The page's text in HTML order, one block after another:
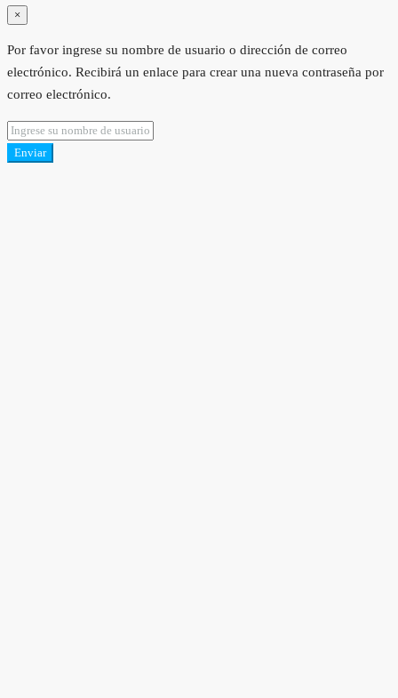
×
Por favor ingrese su nombre de usuario o dirección de correo
electrónico. Recibirá un enlace para crear una nueva contraseña por
correo electrónico.
Enviar